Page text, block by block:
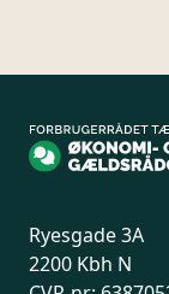
Ryesgade 3A
2200 Kbh N